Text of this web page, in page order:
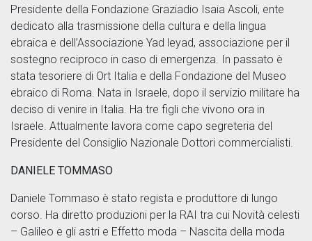
Presidente della Fondazione Graziadio Isaia Ascoli, ente
dedicato alla trasmissione della cultura e della lingua
ebraica e dell’Associazione Yad leyad, associazione per il
sostegno reciproco in caso di emergenza. In passato è
stata tesoriere di Ort Italia e della Fondazione del Museo
ebraico di Roma. Nata in Israele, dopo il servizio militare ha
deciso di venire in Italia. Ha tre figli che vivono ora in
Israele. Attualmente lavora come capo segreteria del
Presidente del Consiglio Nazionale Dottori commercialisti.
DANIELE TOMMASO
Daniele Tommaso è stato regista e produttore di lungo
corso. Ha diretto produzioni per la RAI tra cui Novità celesti
– Galileo e gli astri e Effetto moda – Nascita della moda